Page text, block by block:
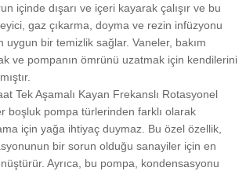
içinde dışarı ve içeri kayarak çalışır ve bu
gaz çıkarma, doyma ve rezin infüzyonu
uygun bir temizlik sağlar. Vaneler, bakım
ve pompanın ömrünü uzatmak için kendilerini
Tek Aşamalı Kayan Frekanslı Rotasyonel
boşluk pompa türlerinden farklı olarak
için yağa ihtiyaç duymaz. Bu özel özellik,
bir sorun olduğu sanayiler için en
Ayrıca, bu pompa, kondensasyonu